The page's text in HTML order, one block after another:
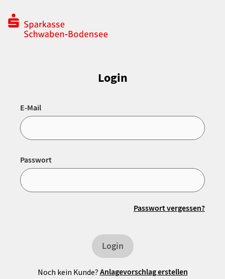
Login
E-Mail
Passwort
Passwort vergessen?
Login
Noch kein Kunde? Anlagevorschlag erstellen